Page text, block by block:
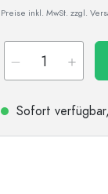
Preise inkl. MwSt. zzgl.
Sofort verfügbar,